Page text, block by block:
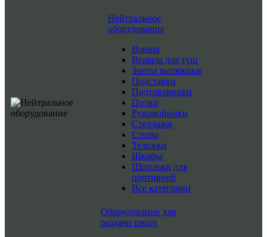
Нейтральное
оборудование
Ванны
Вешала для туш
Зонты вытяжные
Подставки
Подтоварники
Полки
Рукомойники
Стеллажи
Столы
Тележки
Шкафы
Шпильки для
противней
Все категории
Оборудование для
раздачи пищи